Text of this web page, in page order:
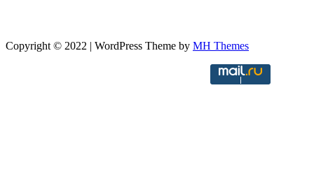
Copyright © 2022 | WordPress Theme by MH Themes